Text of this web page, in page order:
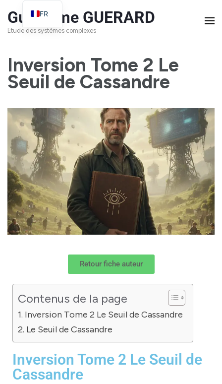
Guillaume GUERARD
Etude des systèmes complexes
Inversion Tome 2 Le
Seuil de Cassandre
Retour fiche auteur
Contenus de la page
Inversion Tome 2 Le Seuil de Cassandre
Le Seuil de Cassandre
Inversion Tome 2 Le Seuil de
Cassandre
FR
EN